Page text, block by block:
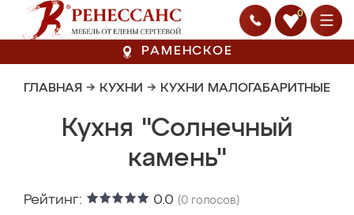
0
РАМЕНСКОЕ
ГЛАВНАЯ → КУХНИ → КУХНИ МАЛОГАБАРИТНЫЕ
Кухня "Солнечный
камень"
Рейтинг: 0.0 (0 голосов)